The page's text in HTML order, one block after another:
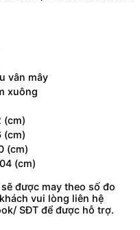
vân mây
xuông
(cm)
(cm)
(cm)
(cm)
được may theo số đo
vui lòng liên hệ
SĐT để được hỗ trợ.